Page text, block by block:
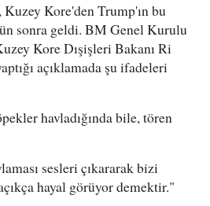
Kore'den Trump'ın bu
sonra geldi. BM Genel Kurulu
Kore Dışişleri Bakanı Ri
açıklamada şu ifadeleri
havladığında bile, tören
sesleri çıkararak bizi
hayal görüyor demektir."